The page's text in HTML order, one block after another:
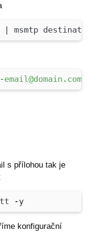
| msmtp
s přílohou tak je
-y
konfigurační